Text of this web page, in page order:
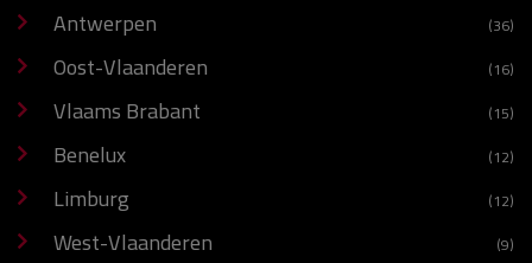
Antwerpen (36)
Oost-Vlaanderen (16)
Vlaams Brabant (15)
Benelux (12)
Limburg (12)
West-Vlaanderen (9)